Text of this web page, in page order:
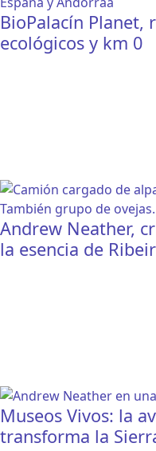
BioPalacín Planet,
ecológicos y km 0
Andrew Neather,
la esencia de
Museos Vivos: la
transforma la